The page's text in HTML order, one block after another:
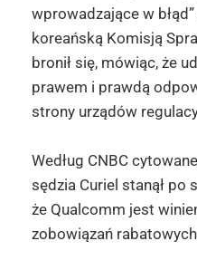
wprowadzające w
koreańską Komisją
bronił się, mówiąc, że
prawem i prawdą
strony urządów
Według CNBC
sędzia Curiel stanął po
że Qualcomm jest
zobowiązań